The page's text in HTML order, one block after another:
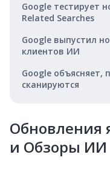
Google тестирует
Related Searches
Google выпустил
клиентов ИИ
Google объясняет,
сканируются
Обновления
и Обзоры ИИ